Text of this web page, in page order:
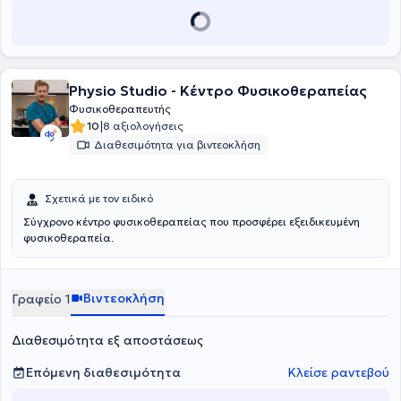
εμπειρία. Τέλος, αντιμετωπίζονται μυοσκελετικές παθήσεις,
αθλητικές κακώσεις, λεμφοίδημα, νευρολογικές και
Physio Studio - Κέντρο Φυσικοθεραπείας
Φυσικοθεραπευτής
10|8 αξιολογήσεις
Διαθεσιμότητα για βιντεοκλήση
Σχετικά με τον ειδικό
Σύγχρονο κέντρο φυσικοθεραπείας που προσφέρει εξειδικευμένη
φυσικοθεραπεία.
Γραφείο 1 Βιντεοκλήση
Διαθεσιμότητα εξ αποστάσεως
Επόμενη διαθεσιμότητα
Κλείσε ραντεβού